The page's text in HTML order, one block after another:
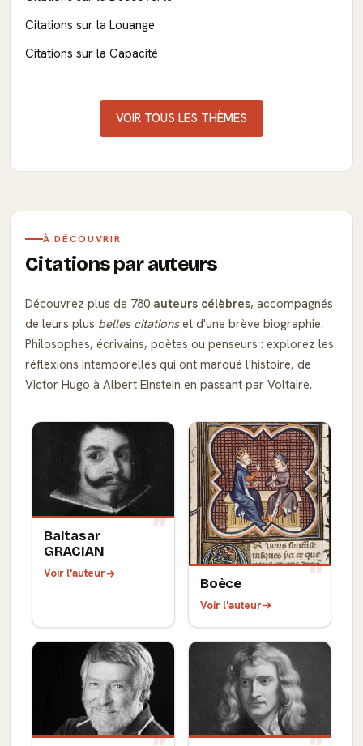
Citations sur la Louange
Citations sur la Capacité
VOIR TOUS LES THÈMES
À DÉCOUVRIR
Citations par auteurs
Découvrez plus de 780 auteurs célèbres, accompagnés
de leurs plus belles citationset d'une brève biographie.
Philosophes, écrivains, poètes ou penseurs : explorez les
réflexions intemporelles qui ont marqué l'histoire, de
Victor Hugo à Albert Einstein en passant par Voltaire.
Baltasar
GRACIAN
Voir l'auteur
Boèce
Voir l'auteur